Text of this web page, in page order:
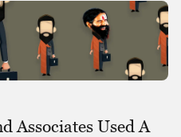
Associates Used A